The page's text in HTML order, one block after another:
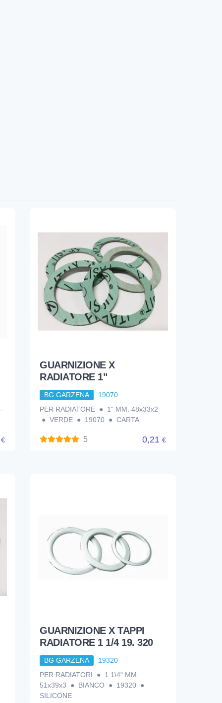
€
GUARNIZIONE X
RADIATORE 1"
BG GARZENA
19070
PER RADIATORE ● 1" MM. 48x33x2
● VERDE ● 19070 ● CARTA
5 0,21 €
GUARNIZIONE X TAPPI
RADIATORE 1 1/4 19. 320
BG GARZENA
19320
PER RADIATORI ● 1 1\4" MM.
51x39x3 ● BIANCO ● 19320 ●
SILICONE